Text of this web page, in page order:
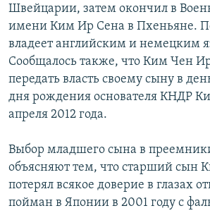
Швейцарии, затем окончил в
имени Ким Ир Сена в Пхеньяне.
владеет английским и немецким
Сообщалось также, что Ким Чен
передать власть своему сыну в
дня рождения основателя КНДР
апреля 2012 года.
Выбор младшего сына в
объясняют тем, что старший сын
потерял всякое доверие в глазах
пойман в Японии в 2001 году с